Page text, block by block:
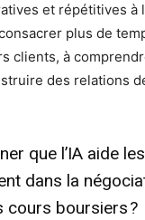
et répétitives à
plus de
clients, à
des relations
que l’IA aide
dans la
cours boursiers ?